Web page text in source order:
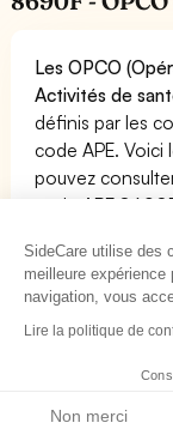
Les OPCO
Activités de
définis par les
code APE. Voici
pouvez
code APE
Les OPCO sont
taxe
SideCare utilise des
meilleure
navigation, vous
Lire la politique de
Non merci